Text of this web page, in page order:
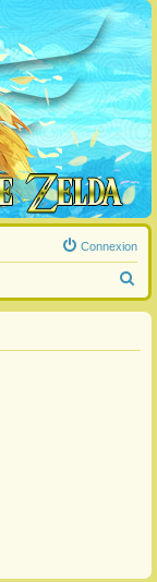
Connexion
e